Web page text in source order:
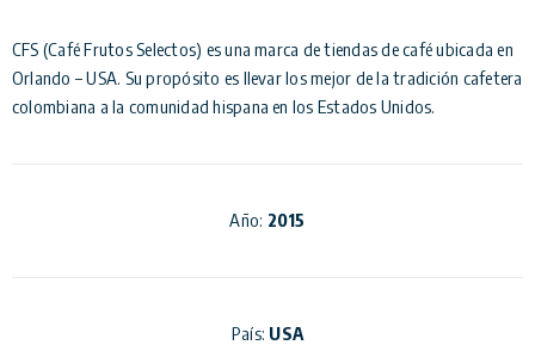
CFS (Café Frutos Selectos) es una marca de tiendas de café ubicada en
Orlando – USA. Su propósito es llevar los mejor de la tradición cafetera
colombiana a la comunidad hispana en los Estados Unidos.
Año: 2015
País: USA